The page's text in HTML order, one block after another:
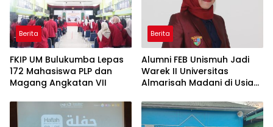
Berita
FKIP UM Bulukumba Lepas
172 Mahasiswa PLP dan
Magang Angkatan VII
Berita
Alumni FEB Unismuh Jadi
Warek II Universitas
Almarisah Madani di Usia